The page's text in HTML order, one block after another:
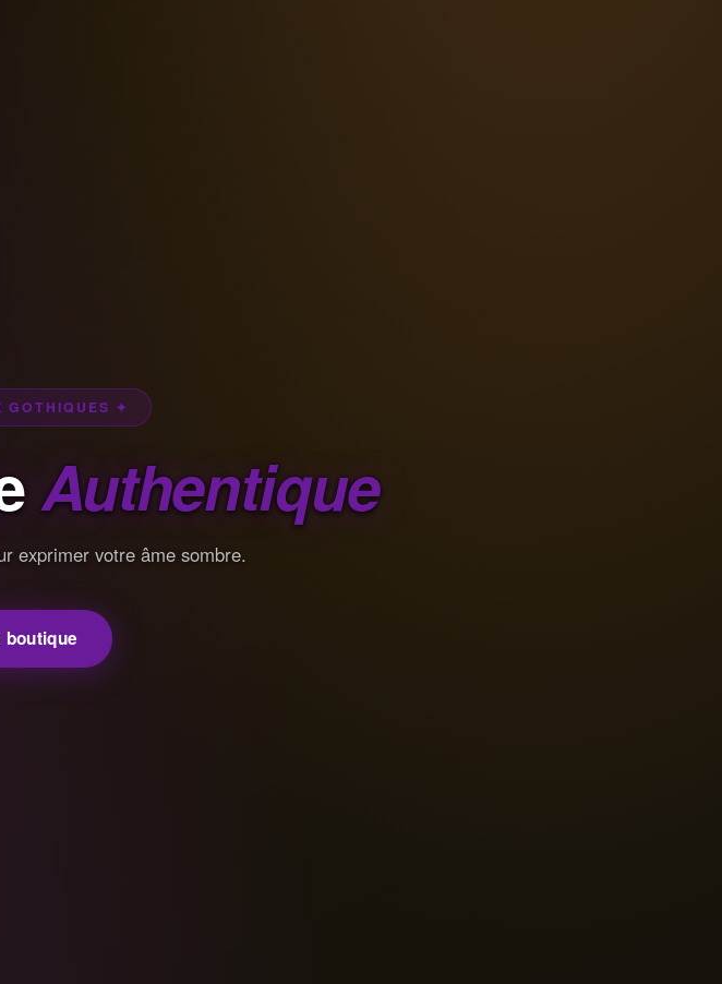
GOTHIQUES ✦
Authentique
exprimer votre âme sombre.
boutique